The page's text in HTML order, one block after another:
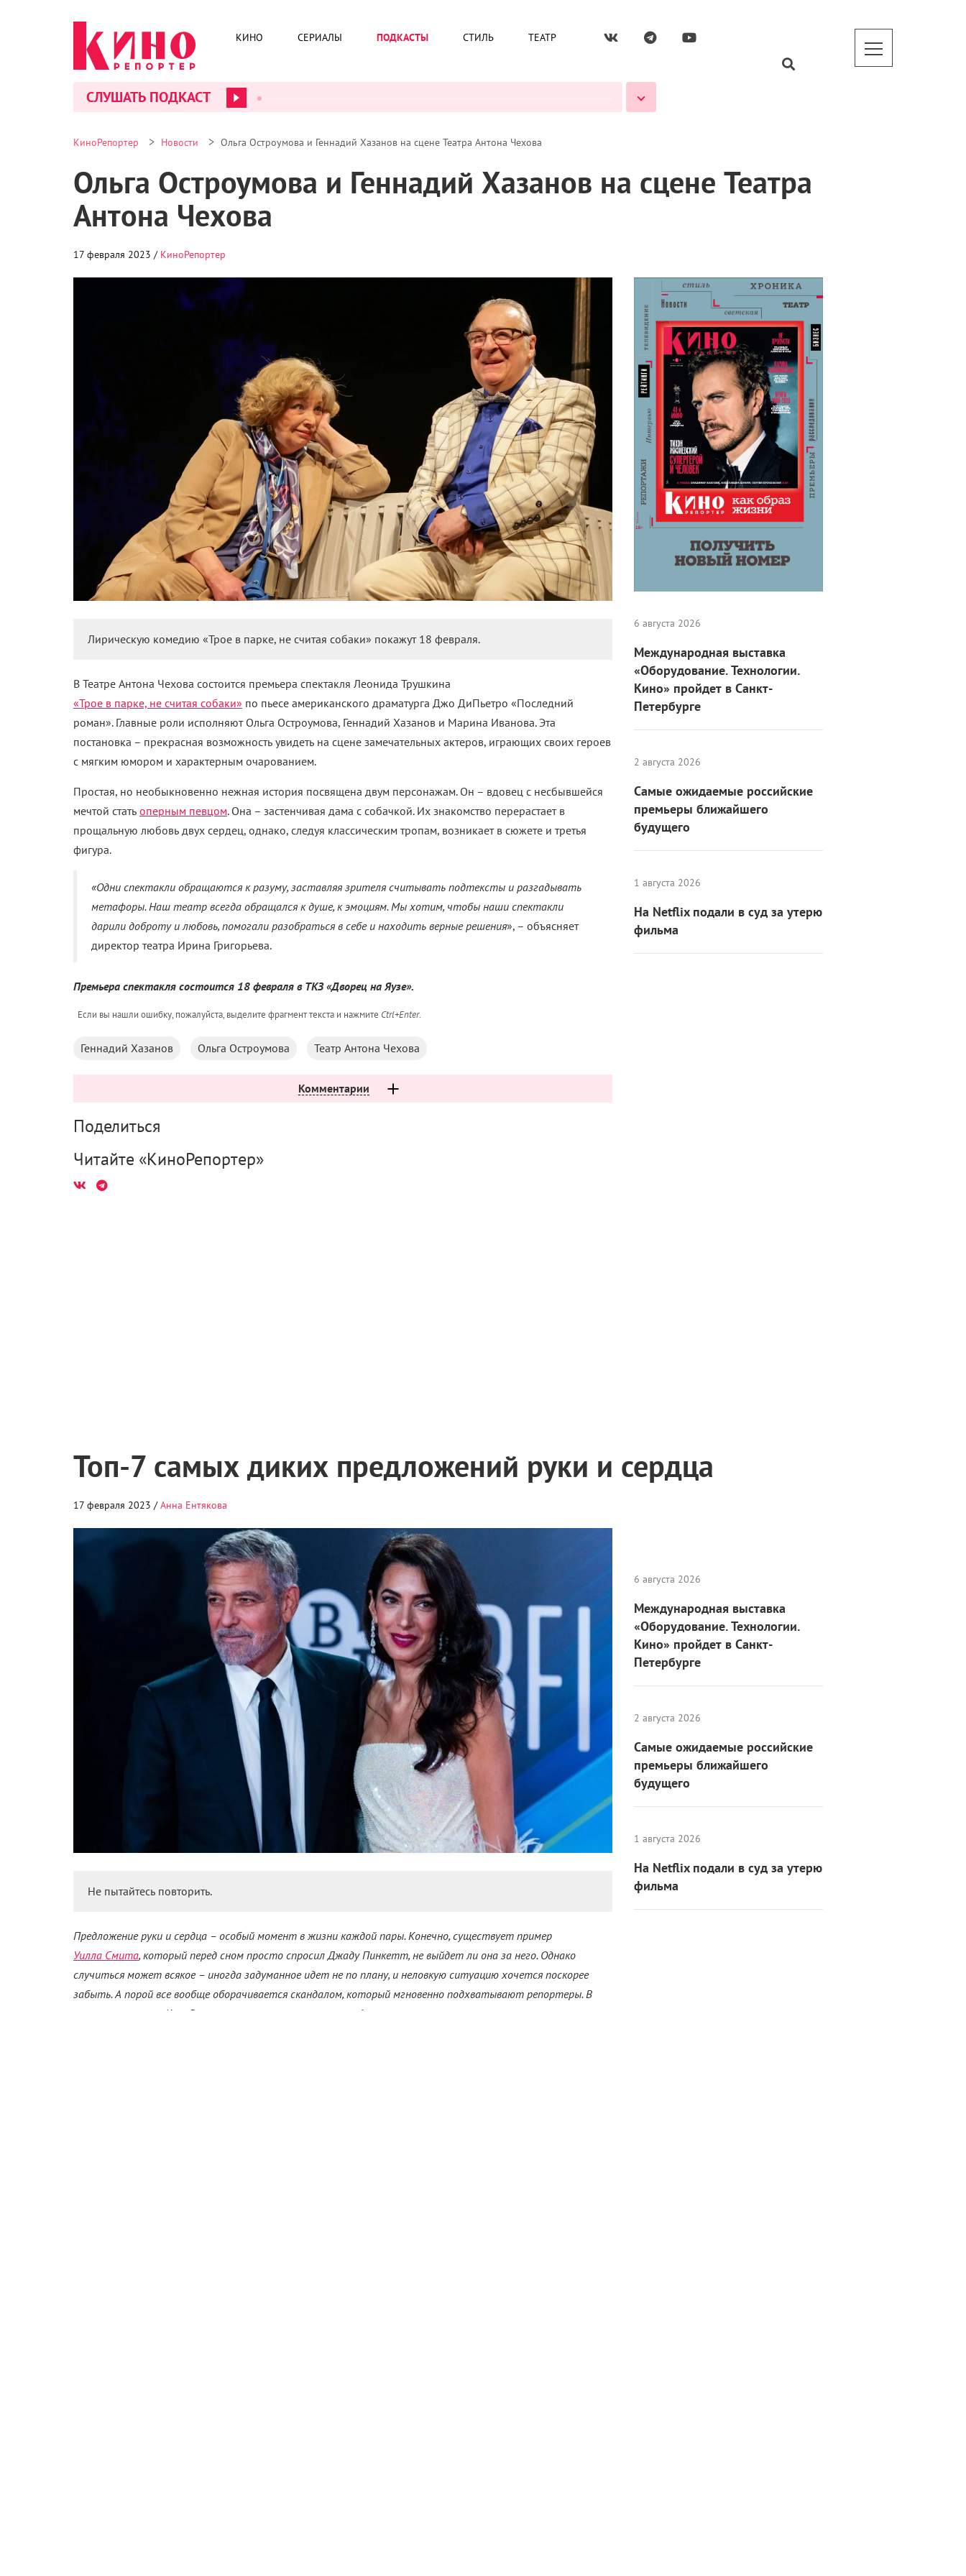
КИНО СЕРИАЛЫ ПОДКАСТЫ СТИЛЬ ТЕАТР
СЛУШАТЬ ПОДКАСТ
КиноРепортер > Новости > Ольга Остроумова и Геннадий Хазанов на сцене Театра Антона Чехова
Ольга Остроумова и Геннадий Хазанов на сцене Театра
Антона Чехова
17 февраля 2023 / КиноРепортер
Лирическую комедию «Трое в парке, не считая собаки» покажут 18 февраля.
В Театре Антона Чехова состоится премьера спектакля Леонида Трушкина
«Трое в парке, не считая собаки» по пьесе американского драматурга Джо ДиПьетро «Последний
роман». Главные роли исполняют Ольга Остроумова, Геннадий Хазанов и Марина Иванова. Эта
постановка – прекрасная возможность увидеть на сцене замечательных актеров, играющих своих героев
с мягким юмором и характерным очарованием.
Простая, но необыкновенно нежная история посвящена двум персонажам. Он – вдовец с несбывшейся
мечтой стать оперным певцом. Она – застенчивая дама с собачкой. Их знакомство перерастает в
прощальную любовь двух сердец, однако, следуя классическим тропам, возникает в сюжете и третья
фигура.
«Одни спектакли обращаются к разуму, заставляя зрителя считывать подтексты и разгадывать
метафоры. Наш театр всегда обращался к душе, к эмоциям. Мы хотим, чтобы наши спектакли
дарили доброту и любовь, помогали разобраться в себе и находить верные решения», – объясняет
директор театра Ирина Григорьева.
Премьера спектакля состоится 18 февраля в ТКЗ «Дворец на Яузе».
Если вы нашли ошибку, пожалуйста, выделите фрагмент текста и нажмите Ctrl+Enter.
Геннадий Хазанов Ольга Остроумова Театр Антона Чехова
Комментарии
Поделиться
Читайте «КиноРепортер»
6 августа 2026
Международная выставка
«Оборудование. Технологии.
Кино» пройдет в Санкт-
Петербурге
2 августа 2026
Самые ожидаемые российские
премьеры ближайшего
будущего
1 августа 2026
На Netflix подали в суд за утерю
фильма
Топ-7 самых диких предложений руки и сердца
17 февраля 2023 /Анна Ентякова
Не пытайтесь повторить.
Предложение руки и сердца – особый момент в жизни каждой пары. Конечно, существует пример
Уилла Смита, который перед сном просто спросил Джаду Пинкетт, не выйдет ли она за него. Однако
случиться может всякое – иногда задуманное идет не по плану, и неловкую ситуацию хочется поскорее
забыть. А порой все вообще оборачивается скандалом, который мгновенно подхватывают репортеры. В
этом материале «КиноРепортер» рассказывает о самых диких и странных помолвках отечественных и
6 августа 2026
Международная выставка
«Оборудование. Технологии.
Кино» пройдет в Санкт-
Петербурге
2 августа 2026
Самые ожидаемые российские
премьеры ближайшего
будущего
1 августа 2026
На Netflix подали в суд за утерю
фильма